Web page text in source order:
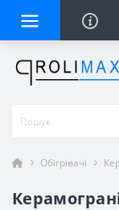
Обігрівачі